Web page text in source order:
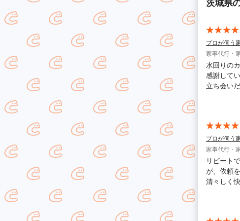
茨城県
プロが伺う
家事代行・
水回りの
感謝して
立ち会い
す。本当
プロが伺う
家事代行・
リピート
が、依頼
清々しく